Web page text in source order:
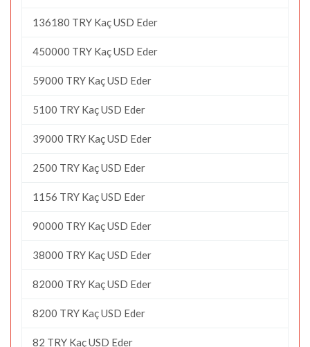
136180 TRY Kaç USD Eder
450000 TRY Kaç USD Eder
59000 TRY Kaç USD Eder
5100 TRY Kaç USD Eder
39000 TRY Kaç USD Eder
2500 TRY Kaç USD Eder
1156 TRY Kaç USD Eder
90000 TRY Kaç USD Eder
38000 TRY Kaç USD Eder
82000 TRY Kaç USD Eder
8200 TRY Kaç USD Eder
82 TRY Kaç USD Eder